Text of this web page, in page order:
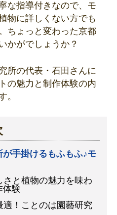
な指導付きなので、モ
物に詳しくない方でも
ちょっと変わった京都
かがでしょうか？
所の代表・石田さんに
の魅力と制作体験の内
。
手掛けるもふもふ♪モ
と植物の魅力を味わ
体験
！ことのは園藝研究